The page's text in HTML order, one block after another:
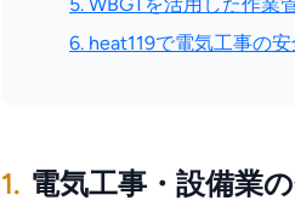
6. heat119で電気工事の
1. 電気工事・設備業